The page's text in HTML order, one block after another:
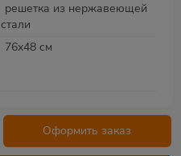
решетка из нержавеющей
стали
76x48 см
Оформить заказ